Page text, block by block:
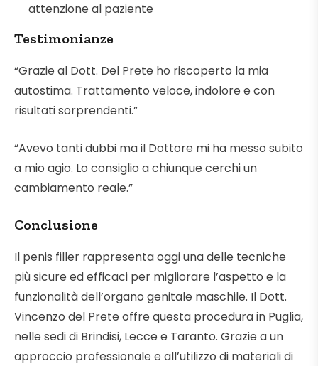
attenzione al paziente
Testimonianze
“Grazie al Dott. Del Prete ho riscoperto la mia
autostima. Trattamento veloce, indolore e con
risultati sorprendenti.”
“Avevo tanti dubbi ma il Dottore mi ha messo subito
a mio agio. Lo consiglio a chiunque cerchi un
cambiamento reale.”
Conclusione
Il penis filler rappresenta oggi una delle tecniche
più sicure ed efficaci per migliorare l’aspetto e la
funzionalità dell’organo genitale maschile. Il Dott.
Vincenzo del Prete offre questa procedura in Puglia,
nelle sedi di Brindisi, Lecce e Taranto. Grazie a un
approccio professionale e all’utilizzo di materiali di